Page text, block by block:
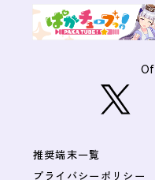
推奨端末一覧
プライバシーポリシー